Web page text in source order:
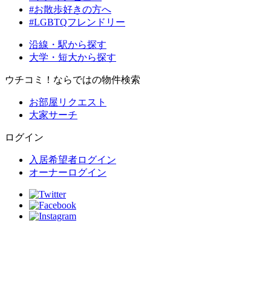
#お散歩好きの方へ
#LGBTQフレンドリー
沿線・駅から探す
大学・短大から探す
ウチコミ！ならではの物件検索
お部屋リクエスト
大家サーチ
ログイン
入居希望者ログイン
オーナーログイン